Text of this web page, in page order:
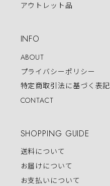
アウトレット品
INFO
ABOUT
プライバシーポリシー
特定商取引法に基づく表記
CONTACT
SHOPPING GUIDE
送料について
お届けについて
お支払いについて